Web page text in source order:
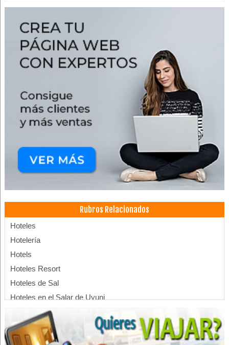
Rubros Relacionados
Hoteles
Hotelería
Hotels
Hoteles Resort
Hoteles de Sal
Hoteles en el Salar de Uyuni
Centro de Convenciones
SPA
Salones de Eventos